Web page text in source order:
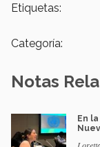
Etiquetas:
Categoría:
Notas
En